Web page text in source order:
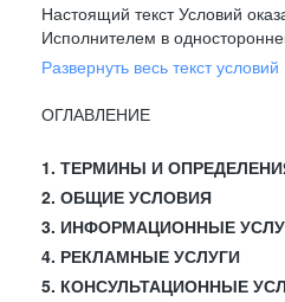
Настоящий текст Условий
Исполнителем в
Развернуть весь текст условий
ОГЛАВЛЕНИЕ
1. ТЕРМИНЫ И
2. ОБЩИЕ УСЛОВИЯ
3. ИНФОРМАЦИОННЫЕ
4. РЕКЛАМНЫЕ УСЛУГИ
5. КОНСУЛЬТАЦИОННЫЕ